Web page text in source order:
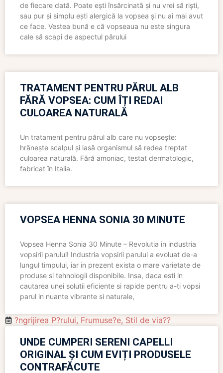
de fiecare dată. Poate ești însărcinată și nu vrei să riști,
sau pur și simplu ești alergică la vopsea și nu ai mai avut
ce face. Vestea bună e că vopseaua nu este singura
cale să scapi de aspectul părului
TRATAMENT PENTRU PĂRUL ALB
FĂRĂ VOPSEA: CUM ÎȚI REDAI
CULOAREA NATURALĂ
Un tratament pentru părul alb care nu vopsește:
hrănește scalpul și lasă organismul să redea treptat
culoarea naturală. Fără amoniac, testat dermatologic,
fabricat în Italia.
VOPSEA HENNA SONIA 30 MINUTE
Vopsea Henna Sonia 30 Minute – Revolutia in industria
vopsirii parului! Industria vopsirii parului a evoluat de-a
lungul timpului, iar in prezent exista o mare varietate de
produse si tehnologii disponibile. Insa, daca esti in
cautarea unei solutii eficiente si rapide pentru a-ti vopsi
parul in nuante vibrante si naturale,
?ngrijirea P?rului, Frumuse?e, Stil de via??
UNDE CUMPERI SERENI CAPELLI
ORIGINAL ȘI CUM EVIȚI PRODUSELE
CONTRAFĂCUTE